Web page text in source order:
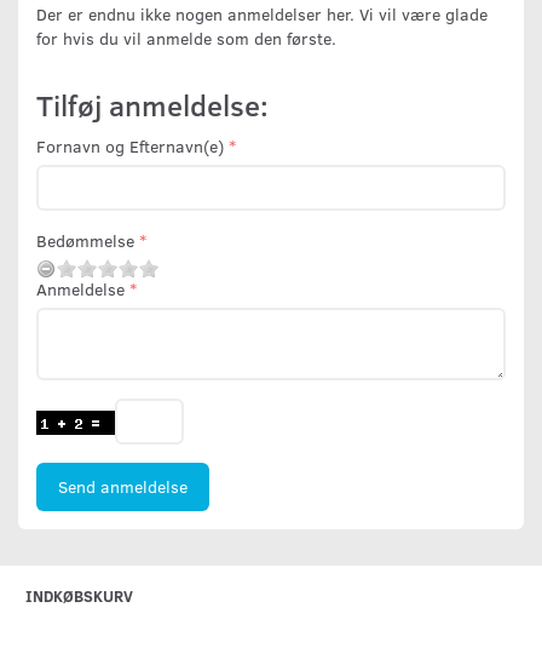
Der er endnu ikke nogen anmeldelser her. Vi vil være glade
for hvis du vil anmelde som den første.
Tilføj anmeldelse:
Fornavn og Efternavn(e)
Bedømmelse
Anmeldelse
Send anmeldelse
INDKØBSKURV